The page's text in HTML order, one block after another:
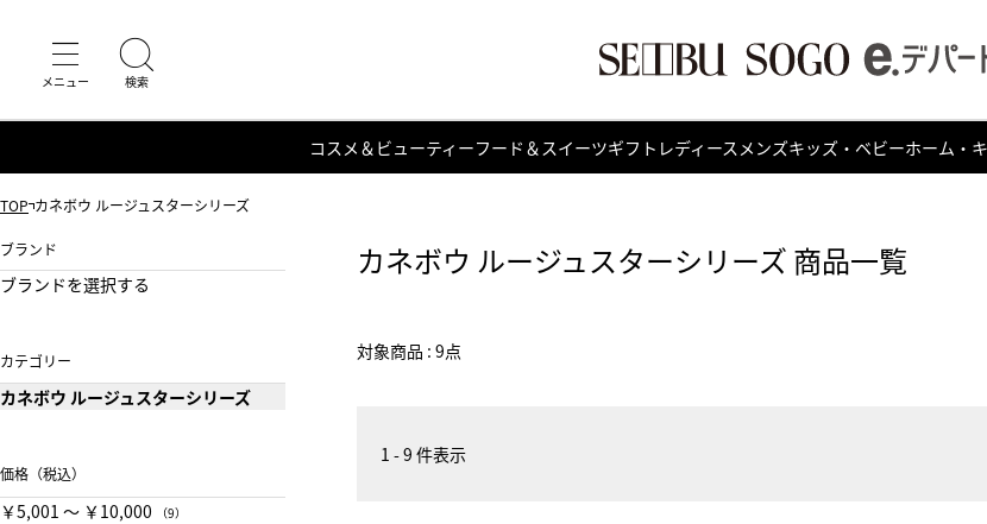
コスメ＆ビューティーフード＆スイーツギフト レディース メンズキッズ・ベビーホーム・
TOP カネボウ ルージュスターシリーズ
カネボウ ルージュスターシリーズ 商品一覧
対象商品 : 9点
ブランド
ブランドを選択する
カテゴリー
カネボウ ルージュスターシリーズ
価格（税込）
￥5,001 〜 ￥10,000 （9）
1 - 9 件表示